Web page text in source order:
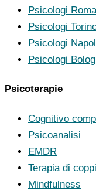
Psicologi Roma
Psicologi
Psicologi
Psicologi
Psicoterapie
Cognitivo
Psicoanalisi
EMDR
Terapia di
Mindfulness